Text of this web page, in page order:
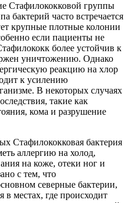
Стафилококковой группы
бактерий часто встречается
крупные плотные колонии
если пациенты не
более устойчив к
уничтожению. Однако
реакцию на хлор
к усилению
В некоторых случаях
такие как
кома и разрушение
Стафилококковая бактерия
аллергию на холод,
на коже, отеки ног и
с тем, что
северные бактерии,
в местах, где происходит